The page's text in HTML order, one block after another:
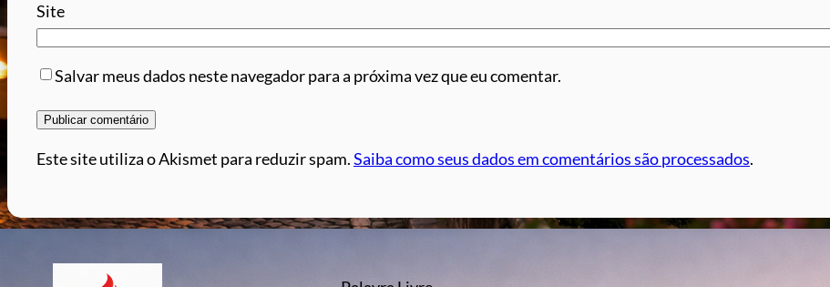
Site
Salvar meus dados neste navegador para a próxima vez que eu comentar.
Este site utiliza o Akismet para reduzir spam.Saiba como seus dados em comentários são processados.